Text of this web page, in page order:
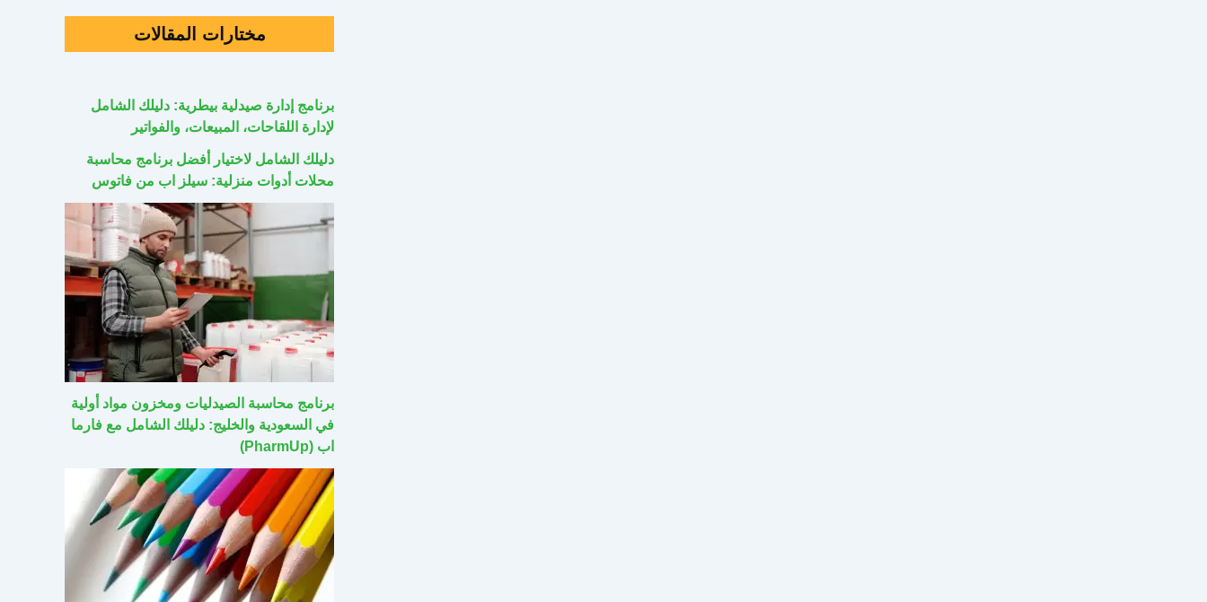
مختارات المقالات
برنامج إدارة صيدلية بيطرية: دليلك الشامل
لإدارة اللقاحات، المبيعات، والفواتير
دليلك الشامل لاختيار أفضل برنامج محاسبة
محلات أدوات منزلية: سيلز اب من فاتوس
برنامج محاسبة الصيدليات ومخزون مواد أولية
في السعودية والخليج: دليلك الشامل مع فارما
اب (PharmUp)